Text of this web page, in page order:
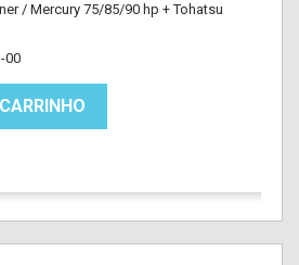
/ Mercury 75/85/90 hp + Tohatsu
00